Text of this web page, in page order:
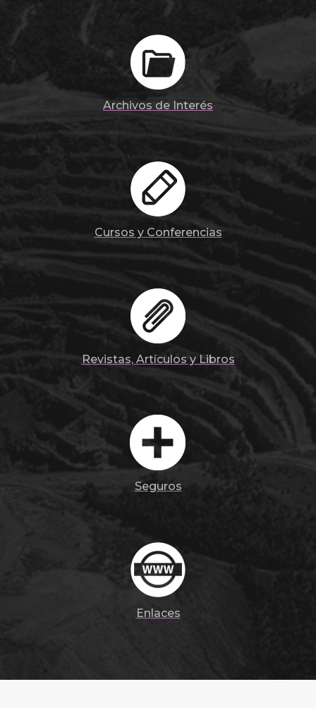
Archivos de Interés
Cursos y Conferencias
Revistas, Artículos y Libros
Seguros
Enlaces